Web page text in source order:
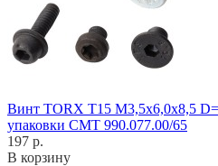
Винт TORX T15 M3,5x6,0x8,5
упаковки CMT 990.077.00/65
197 р.
В корзину